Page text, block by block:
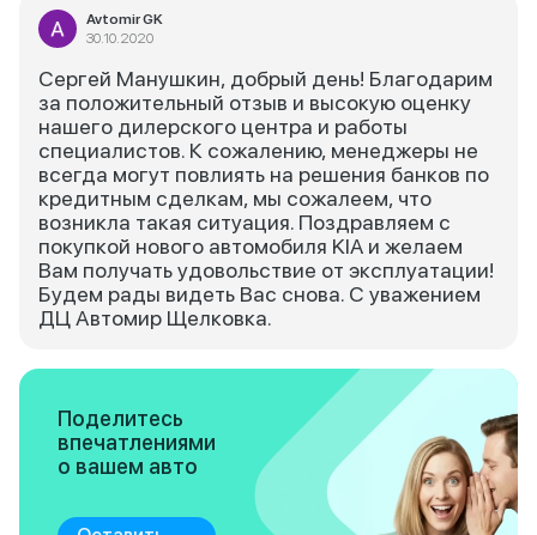
Avtomir GK
30.10.2020
Сергей Манушкин, добрый день! Благодарим
за положительный отзыв и высокую оценку
нашего дилерского центра и работы
специалистов. К сожалению, менеджеры не
всегда могут повлиять на решения банков по
кредитным сделкам, мы сожалеем, что
возникла такая ситуация. Поздравляем с
покупкой нового автомобиля KIA и желаем
Вам получать удовольствие от эксплуатации!
Будем рады видеть Вас снова. С уважением
ДЦ Автомир Щелковка.
Поделитесь
впечатлениями
о вашем авто